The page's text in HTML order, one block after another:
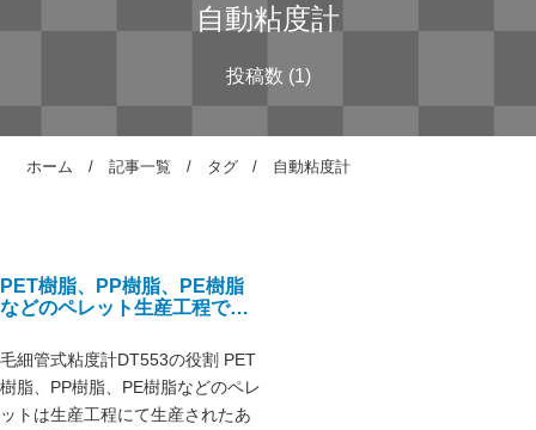
自動粘度計
ホーム 記事一覧 タグ 自動粘度計
PET樹脂、PP樹脂、PE樹脂
などのペレット生産工程で分
毛細管式粘度計DT553の役割 PET
樹脂、PP樹脂、PE樹脂などのペレ
ットは生産工程にて生産されたあ